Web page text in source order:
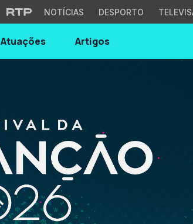
NOTÍCIAS DESPORTO
Atuações Artigos